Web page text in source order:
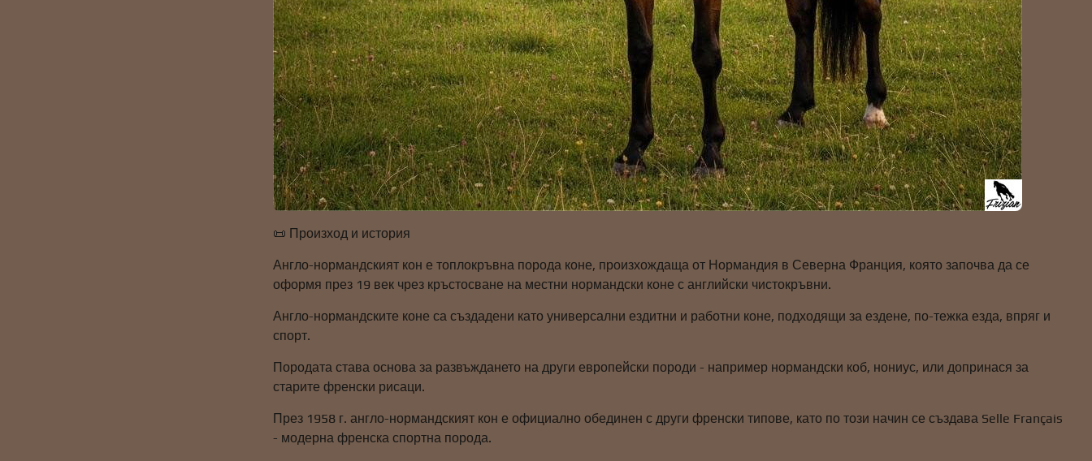
📜 Произход и история
Англо-нормандският кон е топлокръвна порода коне, произхождаща от Нормандия в Северна Франция, която започва да се
оформя през 19 век чрез кръстосване на местни нормандски коне с английски чистокръвни.
Англо-нормандските коне са създадени като универсални ездитни и работни коне, подходящи за ездене, по-тежка езда, впряг и
спорт.
Породата става основа за развъждането на други европейски породи - например нормандски коб, нониус, или допринася за
старите френски рисаци.
През 1958 г. англо-нормандският кон е официално обединен с други френски типове, като по този начин се създава Selle Français
- модерна френска спортна порода.